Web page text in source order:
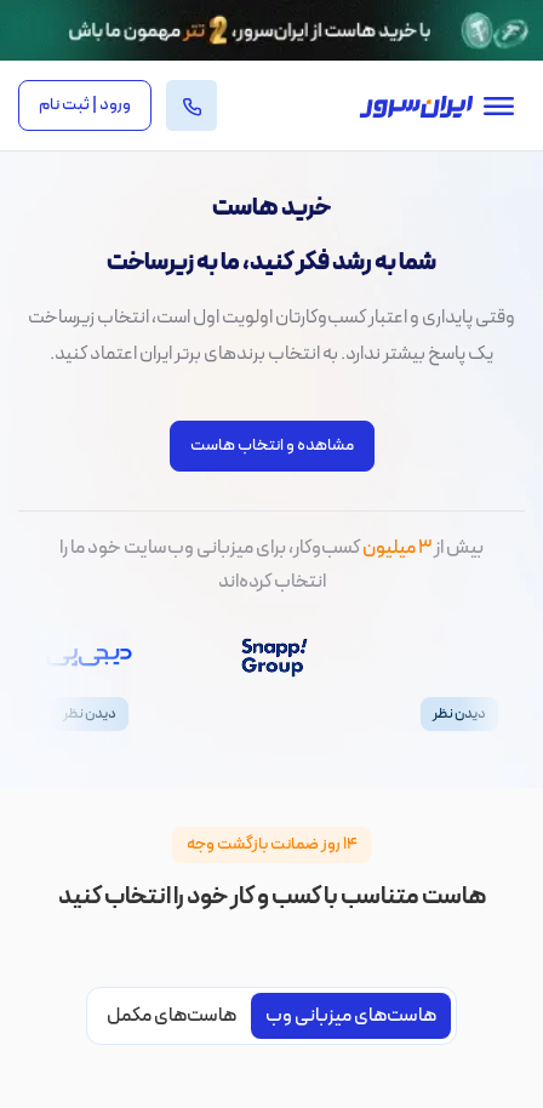
ورود | ثبت نام
خرید هاست
شما به رشد فکر کنید، ما به زیرساخت
وقتی پایداری و اعتبار کسب‌وکارتان اولویت اول است، انتخاب زیرساخت
یک پاسخ بیشتر ندارد. به انتخاب برندهای برتر ایران اعتماد کنید.
مشاهده و انتخاب هاست
بیش از3 میلیون
کسب‌وکار، برای میزبانی وب‌سایت خود ما را
انتخاب کرده‌اند
دیدن نظر دیدن نظر
۱۴ روز ضمانت بازگشت وجه
هاست متناسب با کسب و کار خود را انتخاب کنید
هاست‌‌های میزبانی وب هاست‌های مکمل